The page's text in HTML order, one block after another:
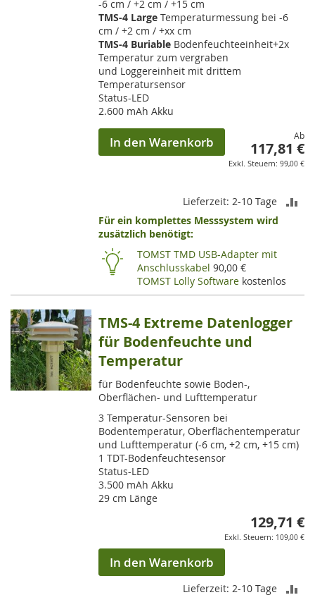
-6 cm / +2 cm / +15 cm
TMS-4 Large Temperaturmessung bei -6
cm / +2 cm / +xx cm
TMS-4 Buriable Bodenfeuchteeinheit+2x
Temperatur zum vergraben
und Loggereinheit mit drittem
Temperatursensor
Status-LED
2.600 mAh Akku
Ab
117,81 €
99,00 €
In den Warenkorb
Lieferzeit: 2-10 Tage
Für ein komplettes Messsystem wird
zusätzlich benötigt:
TOMST TMD USB-Adapter mit
Anschlusskabel 90,00 €
TOMST Lolly Software kostenlos
TMS-4 Extreme Datenlogger
für Bodenfeuchte und
Temperatur
für Bodenfeuchte sowie Boden-,
Oberflächen- und Lufttemperatur
3 Temperatur-Sensoren bei
Bodentemperatur, Oberflächentemperatur
und Lufttemperatur (-6 cm, +2 cm, +15 cm)
1 TDT-Bodenfeuchtesensor
Status-LED
3.500 mAh Akku
29 cm Länge
129,71 €
109,00 €
In den Warenkorb
Lieferzeit: 2-10 Tage